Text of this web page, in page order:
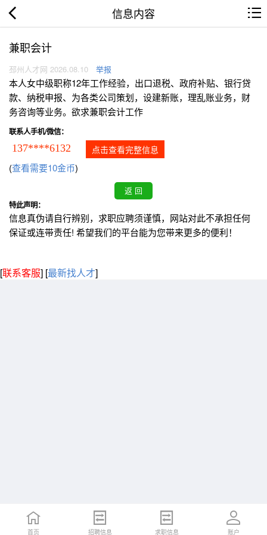
信息内容
兼职会计
邳州人才网 2026.08.10 举报
本人女中级职称12年工作经验，出口退税、政府补贴、银行贷
款、纳税申报、为各类公司策划，设建新账，理乱账业务，财
务咨询等业务。欲求兼职会计工作
联系人手机/微信：
137****6132 点击查看完整信息
(查看需要10金币)
特此声明：
信息真伪请自行辨别，求职应聘须谨慎，网站对此不承担任何
保证或连带责任! 希望我们的平台能为您带来更多的便利！
[联系客服] [最新找人才]
首页 招聘信息 求职信息 账户